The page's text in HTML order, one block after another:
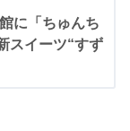
に「ちゅんち
スイーツ“すず